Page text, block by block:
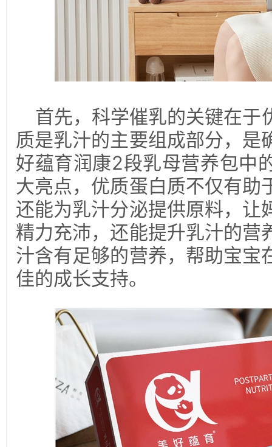
首先，科学催乳的关键在于
质是乳汁的主要组成部分，是
好蕴育润康2段乳母营养包中
大亮点，优质蛋白质不仅有助
还能为乳汁分泌提供原料，让
精力充沛，还能提升乳汁的营
汁含有足够的营养，帮助宝宝
佳的成长支持。